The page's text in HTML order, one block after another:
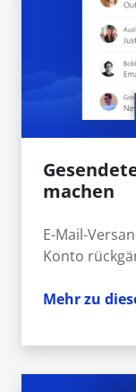
machen
E-Mail-
Konto
Mehr zu